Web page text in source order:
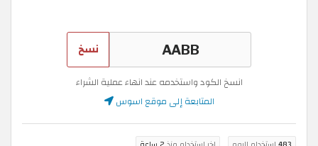
نسخ
انسخ الكود واستخدمه عند انهاء عملية الشراء
المتابعة إلى موقع اسوس